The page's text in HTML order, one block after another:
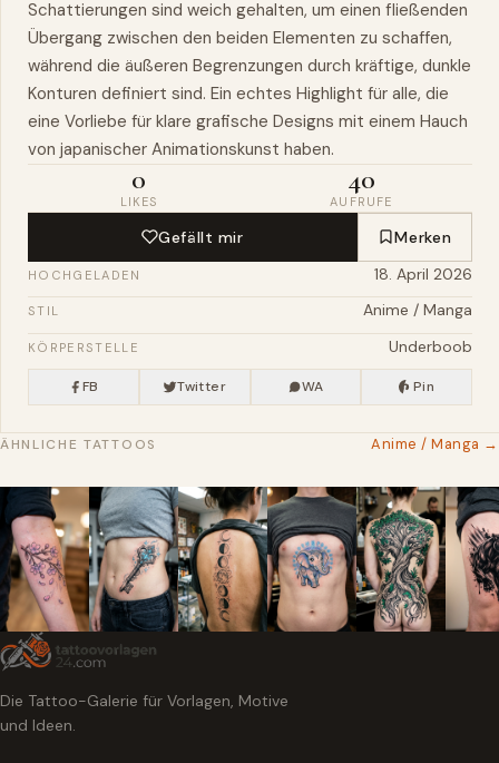
Schattierungen sind weich gehalten, um einen fließenden
Übergang zwischen den beiden Elementen zu schaffen,
während die äußeren Begrenzungen durch kräftige, dunkle
Konturen definiert sind. Ein echtes Highlight für alle, die
eine Vorliebe für klare grafische Designs mit einem Hauch
von japanischer Animationskunst haben.
0
LIKES
40
AUFRUFE
Gefällt mir Merken
HOCHGELADEN 18. April 2026
STIL Anime / Manga
KÖRPERSTELLE Underboob
FB Twitter WA Pin
ÄHNLICHE TATTOOS Anime / Manga →
Die Tattoo-Galerie für Vorlagen, Motive
und Ideen.